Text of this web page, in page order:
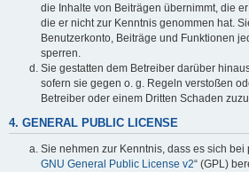
die Inhalte von Beiträgen übernimmt, die
die er nicht zur Kenntnis genommen hat.
Benutzerkonto, Beiträge und Funktionen
sperren.
Sie gestatten dem Betreiber darüber
sofern sie gegen o. g. Regeln verstoßen
Betreiber oder einem Dritten Schaden
4. GENERAL PUBLIC LICENSE
Sie nehmen zur Kenntnis, dass es sich bei
GNU General Public License v2“ (GPL)